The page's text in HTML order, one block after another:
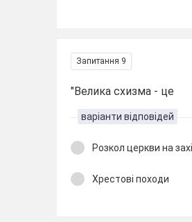
Запитання 9
"Велика схизма - це
варіанти відповідей
Розкол церкви на
Хрестові походи